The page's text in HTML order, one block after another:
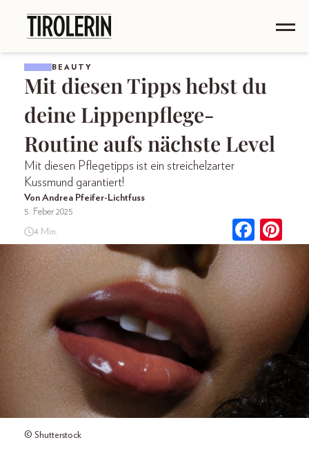
BEAUTY
Mit diesen Tipps hebst du
deine Lippenpflege-
Routine aufs nächste Level
Mit diesen Pflegetipps ist ein streichelzarter
Kussmund garantiert!
Von Andrea Pfeifer-Lichtfuss
5. Feber 2025
4 Min.
© Shutterstock